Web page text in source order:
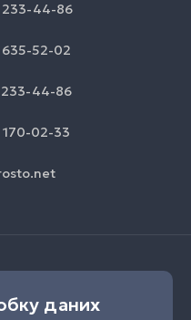
44-86
52-02
44-86
02-33
даних